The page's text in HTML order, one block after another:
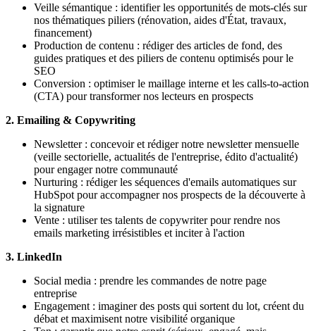
Veille sémantique : identifier les opportunités de mots-clés sur
nos thématiques piliers (rénovation, aides d'État, travaux,
financement)
Production de contenu : rédiger des articles de fond, des
guides pratiques et des piliers de contenu optimisés pour le
SEO
Conversion : optimiser le maillage interne et les calls-to-action
(CTA) pour transformer nos lecteurs en prospects
2. Emailing & Copywriting
Newsletter : concevoir et rédiger notre newsletter mensuelle
(veille sectorielle, actualités de l'entreprise, édito d'actualité)
pour engager notre communauté
Nurturing : rédiger les séquences d'emails automatiques sur
HubSpot pour accompagner nos prospects de la découverte à
la signature
Vente : utiliser tes talents de copywriter pour rendre nos
emails marketing irrésistibles et inciter à l'action
3. LinkedIn
Social media : prendre les commandes de notre page
entreprise
Engagement : imaginer des posts qui sortent du lot, créent du
débat et maximisent notre visibilité organique